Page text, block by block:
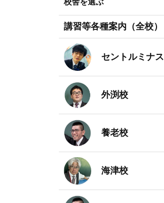
校舎を選ぶ
講習等各種案内（全校）
セントルミナス
外渕校
養老校
海津校